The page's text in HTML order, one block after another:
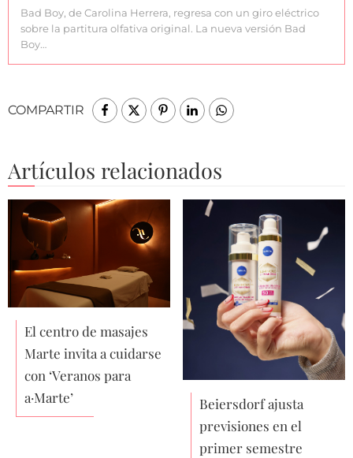
Bad Boy, de Carolina Herrera, regresa con un giro eléctrico
sobre la partitura olfativa original. La nueva versión Bad
Boy…
COMPARTIR
Artículos relacionados
El centro de masajes
Marte invita a cuidarse
con ‘Veranos para
a·Marte’
Beiersdorf ajusta
previsiones en el
primer semestre